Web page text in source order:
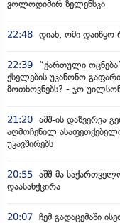
ვოლოდიმირ ზელენსკი
22:48 დიახ, ომი დაიწყო
22:39
“ქართული
ქსელების უკანონო
მოთხოვნებს? - ჯო
21:20 აშშ-ის დაზვერვა
აღმოჩენილ
უკავშირებს
20:55 აშშ-მა
დაასანქცირა
20:07 ჩემ გადაცემაში